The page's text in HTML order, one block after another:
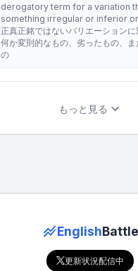
derogatory term for a variation
something irregular or inferior
正真正銘ではないバリエーションに
何か変則的なもの、劣ったもの、
の
もっと見る
EnglishBattle
更新状況配信中